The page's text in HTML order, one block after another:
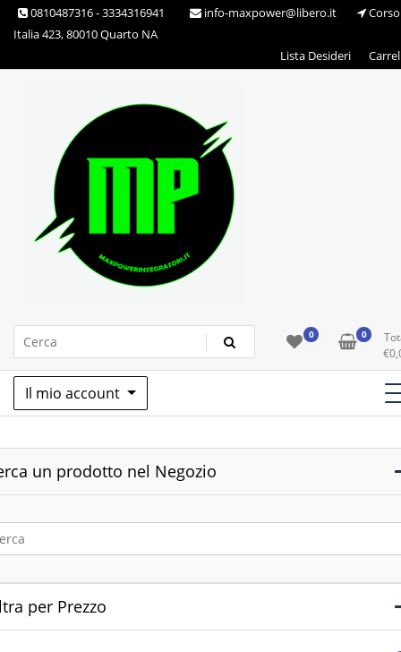
Skip 0810487316 - 3334316941 info-maxpower@libero.it
Corso
Italia 423, 80010 Quarto NA
Lista Desideri
Max Power Integratori 0 0
€
Il mio account
un prodotto nel Negozio
per Prezzo